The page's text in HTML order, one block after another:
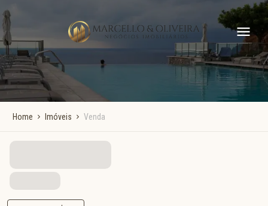
Home Imóveis Venda